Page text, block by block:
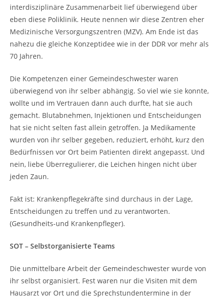
interdisziplinäre Zusammenarbeit lief überwiegend über
eben diese Poliklinik. Heute nennen wir diese Zentren eher
Medizinische Versorgungszentren (MZV). Am Ende ist das
nahezu die gleiche Konzeptidee wie in der DDR vor mehr als
70 Jahren.
Die Kompetenzen einer Gemeindeschwester waren
überwiegend von ihr selber abhängig. So viel wie sie konnte,
wollte und im Vertrauen dann auch durfte, hat sie auch
gemacht. Blutabnehmen, Injektionen und Entscheidungen
hat sie nicht selten fast allein getroffen. Ja Medikamente
wurden von ihr selber gegeben, reduziert, erhöht, kurz den
Bedürfnissen vor Ort beim Patienten direkt angepasst. Und
nein, liebe Überregulierer, die Leichen hingen nicht über
jeden Zaun.
Fakt ist: Krankenpflegekräfte sind durchaus in der Lage,
Entscheidungen zu treffen und zu verantworten.
(Gesundheits-und Krankenpfleger).
SOT – Selbstorganisierte Teams
Die unmittelbare Arbeit der Gemeindeschwester wurde von
ihr selbst organisiert. Fest waren nur die Visiten mit dem
Hausarzt vor Ort und die Sprechstundentermine in der